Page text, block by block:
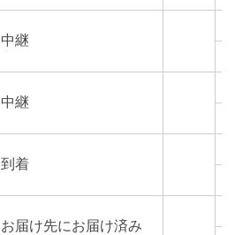
中継
中継
到着
お届け先にお届け済み